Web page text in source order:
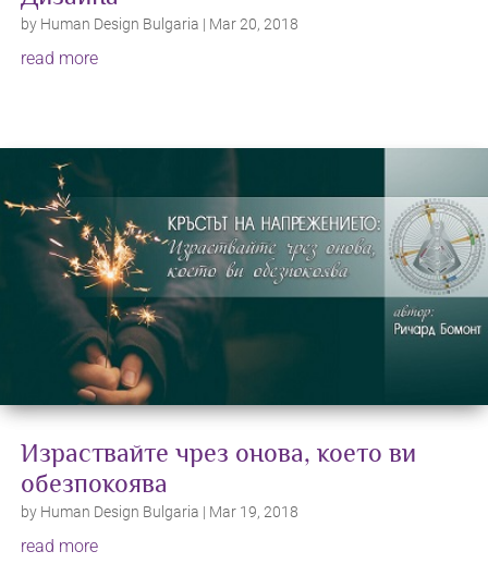
by Human Design Bulgaria | Mar 20, 2018
read more
Израствайте чрез онова, което ви
обезпокоява
by Human Design Bulgaria | Mar 19, 2018
read more